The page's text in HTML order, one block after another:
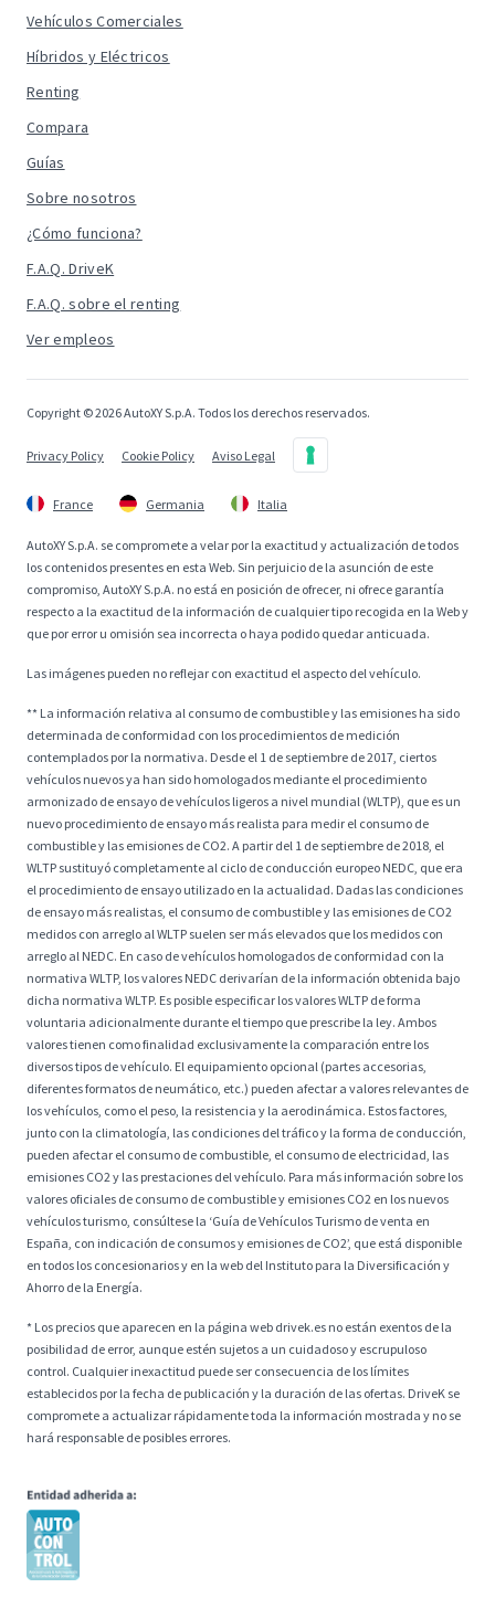
Vehículos Comerciales
Híbridos y Eléctricos
Renting
Compara
Guías
Sobre nosotros
¿Cómo funciona?
F.A.Q. DriveK
F.A.Q. sobre el renting
Ver empleos
Copyright © 2026 AutoXY S.p.A. Todos los derechos reservados.
Privacy Policy Cookie Policy Aviso Legal
France Germania Italia
AutoXY S.p.A. se compromete a velar por la exactitud y actualización de todos
los contenidos presentes en esta Web. Sin perjuicio de la asunción de este
compromiso, AutoXY S.p.A. no está en posición de ofrecer, ni ofrece garantía
respecto a la exactitud de la información de cualquier tipo recogida en la Web y
que por error u omisión sea incorrecta o haya podido quedar anticuada.
Las imágenes pueden no reflejar con exactitud el aspecto del vehículo.
** La información relativa al consumo de combustible y las emisiones ha sido
determinada de conformidad con los procedimientos de medición
contemplados por la normativa. Desde el 1 de septiembre de 2017, ciertos
vehículos nuevos ya han sido homologados mediante el procedimiento
armonizado de ensayo de vehículos ligeros a nivel mundial (WLTP), que es un
nuevo procedimiento de ensayo más realista para medir el consumo de
combustible y las emisiones de CO2. A partir del 1 de septiembre de 2018, el
WLTP sustituyó completamente al ciclo de conducción europeo NEDC, que era
el procedimiento de ensayo utilizado en la actualidad. Dadas las condiciones
de ensayo más realistas, el consumo de combustible y las emisiones de CO2
medidos con arreglo al WLTP suelen ser más elevados que los medidos con
arreglo al NEDC. En caso de vehículos homologados de conformidad con la
normativa WLTP, los valores NEDC derivarían de la información obtenida bajo
dicha normativa WLTP. Es posible especificar los valores WLTP de forma
voluntaria adicionalmente durante el tiempo que prescribe la ley. Ambos
valores tienen como finalidad exclusivamente la comparación entre los
diversos tipos de vehículo. El equipamiento opcional (partes accesorias,
diferentes formatos de neumático, etc.) pueden afectar a valores relevantes de
los vehículos, como el peso, la resistencia y la aerodinámica. Estos factores,
junto con la climatología, las condiciones del tráfico y la forma de conducción,
pueden afectar el consumo de combustible, el consumo de electricidad, las
emisiones CO2 y las prestaciones del vehículo. Para más información sobre los
valores oficiales de consumo de combustible y emisiones CO2 en los nuevos
vehículos turismo, consúltese la ‘Guía de Vehículos Turismo de venta en
España, con indicación de consumos y emisiones de CO2’, que está disponible
en todos los concesionarios y en la web del Instituto para la Diversificación y
Ahorro de la Energía.
* Los precios que aparecen en la página web drivek.es no están exentos de la
posibilidad de error, aunque estén sujetos a un cuidadoso y escrupuloso
control. Cualquier inexactitud puede ser consecuencia de los límites
establecidos por la fecha de publicación y la duración de las ofertas. DriveK se
compromete a actualizar rápidamente toda la información mostrada y no se
hará responsable de posibles errores.